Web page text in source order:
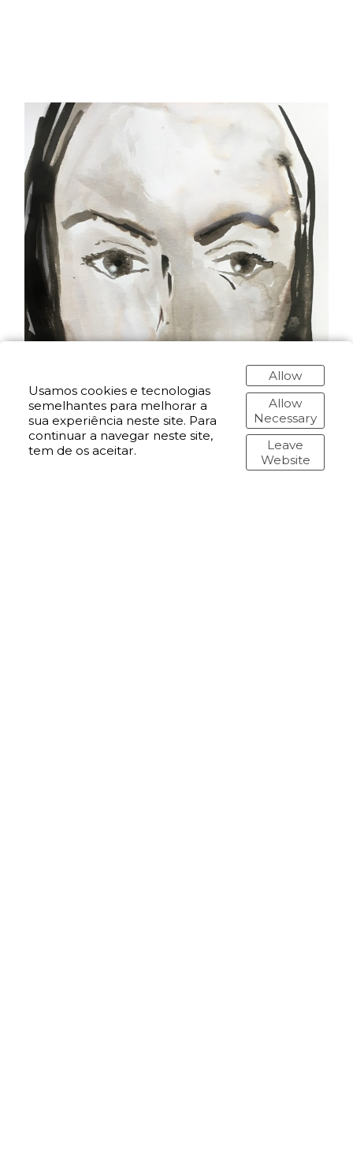
Usamos cookies e tecnologias
semelhantes para melhorar a
sua experiência neste site. Para
continuar a navegar neste site,
tem de os aceitar.
Allow
Allow
Necessary
Leave
Website